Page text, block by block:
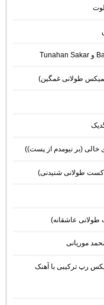
خالی (بر نیومدم از پست))
رپ ترکیبی با آهنک